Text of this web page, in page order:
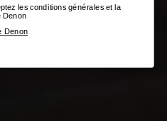
les conditions générales et la
Denon
Denon